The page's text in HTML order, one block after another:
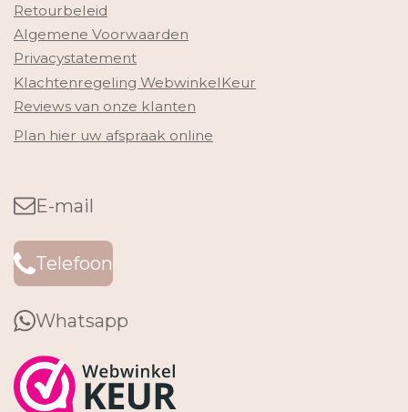
Retourbeleid
Algemene Voorwaarden
Privacystatement
Klachtenregeling WebwinkelKeur
Reviews van onze klanten
Plan hier uw afspraak online
E-mail
Telefoon
Whatsapp